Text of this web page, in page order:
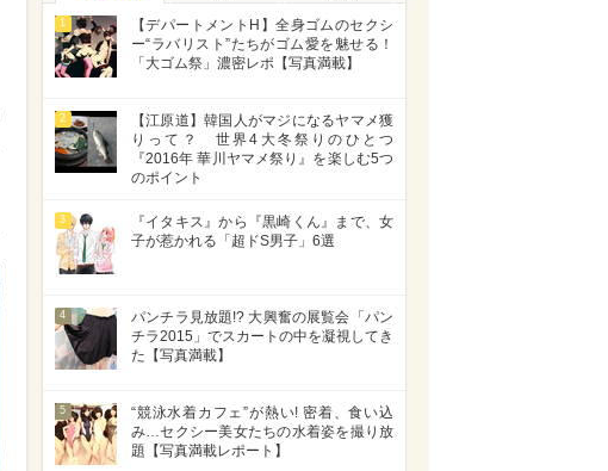
1
【デパートメントH】全身ゴムのセクシ
ー“ラバリスト”たちがゴム愛を魅せる！
「大ゴム祭」濃密レポ【写真満載】
2
【江原道】韓国人がマジになるヤマメ獲
りって？ 世界4大冬祭りのひとつ
『2016年 華川ヤマメ祭り』を楽しむ5つ
のポイント
3
『イタキス』から『黒崎くん』まで、女
子が惹かれる「超ドS男子」6選
4
パンチラ見放題!? 大興奮の展覧会「パン
チラ2015」でスカートの中を凝視してき
た【写真満載】
5
“競泳水着カフェ”が熱い! 密着、食い込
み…セクシー美女たちの水着姿を撮り放
題【写真満載レポート】